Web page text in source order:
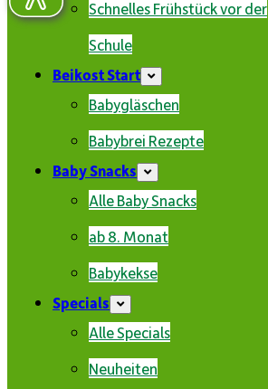
Schnelles Frühstück vor der
Schule
Beikost Start
Babygläschen
Babybrei Rezepte
Baby Snacks
Alle Baby Snacks
ab 8. Monat
Babykekse
Specials
Alle Specials
Neuheiten